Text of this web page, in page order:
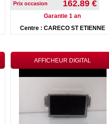
Prix occasion 162.89 €
Garantie 1 an
Centre : CARECO ST ETIENNE
AFFICHEUR DIGITAL